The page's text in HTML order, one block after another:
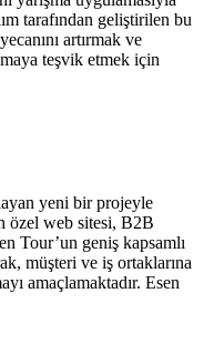
tarafından geliştirilen bu
artırmak ve
teşvik etmek için
yeni bir projeyle
özel web sitesi, B2B
Tour’un geniş kapsamlı
müşteri ve iş ortaklarına
amaçlamaktadır. Esen